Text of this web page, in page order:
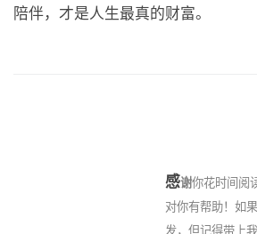
陪伴，才是人生最真的财富。
感谢你花时间阅
对你有帮助！如
发，但记得带上